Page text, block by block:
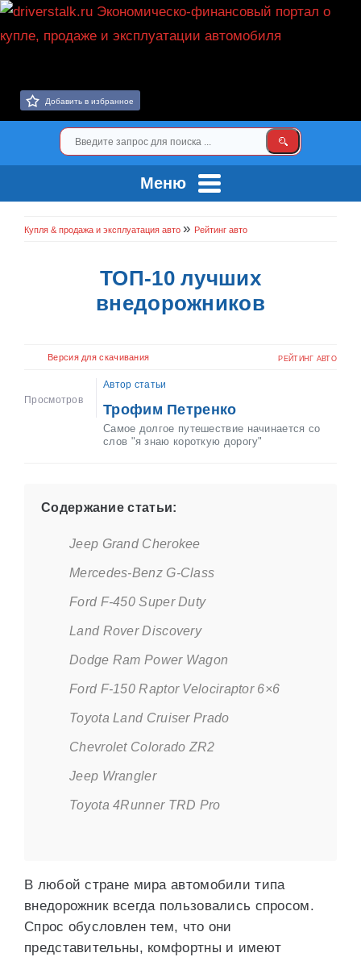
Добавить в избранное
Меню
Купля & продажа и эксплуатация авто » Рейтинг авто
ТОП-10 лучших
внедорожников
Версия для скачивания РЕЙТИНГ АВТО
Просмотров
Автор статьи
Трофим Петренко
Самое долгое путешествие начинается со
слов "я знаю короткую дорогу"
Содержание статьи:
Jeep Grand Cherokee
Mercedes-Benz G-Class
Ford F-450 Super Duty
Land Rover Discovery
Dodge Ram Power Wagon
Ford F-150 Raptor Velociraptor 6×6
Toyota Land Cruiser Prado
Chevrolet Colorado ZR2
Jeep Wrangler
Toyota 4Runner TRD Pro
В любой стране мира автомобили типа
внедорожник всегда пользовались спросом.
Спрос обусловлен тем, что они
представительны, комфортны и имеют